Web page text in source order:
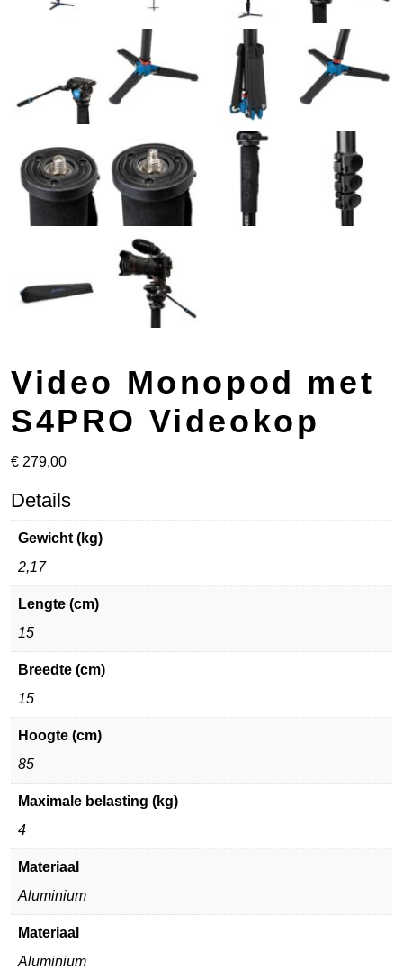
Video Monopod met
S4PRO Videokop
€ 279,00
Details
Gewicht (kg)
2,17
Lengte (cm)
15
Breedte (cm)
15
Hoogte (cm)
85
Maximale belasting (kg)
4
Materiaal
Aluminium
Materiaal
Aluminium